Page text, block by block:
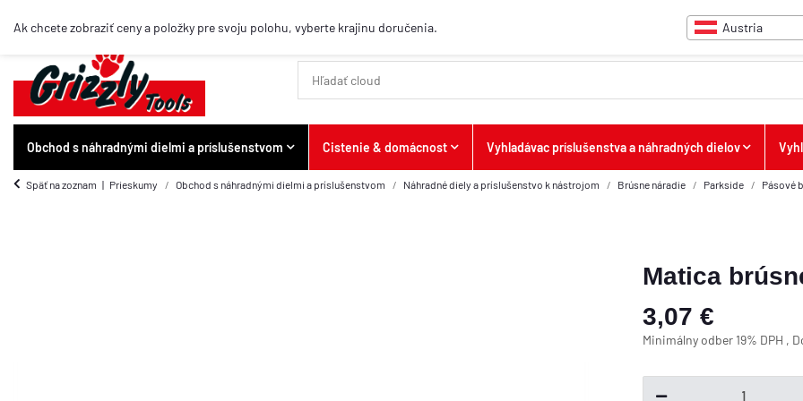
Ak chcete zobraziť ceny a položky pre svoju polohu, vyberte krajinu doručenia. Austria
Obchod s náhradnými dielmi a príslušenstvom Cistenie & domácnost Vyhladávac príslušenstva a náhradných dielov
Späť na zoznam Prieskumy Obchod s náhradnými dielmi a príslušenstvom Náhradné diely a príslušenstvo k nástrojom Brúsne náradie Parkside Pásové
Matica
3,07 €
Minimálny odber 19% DPH ,